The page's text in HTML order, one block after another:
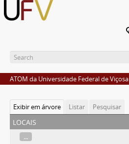
ATOM da Universidade Federal de Viçosa
Exibir em árvore Listar Pesquisar
locais
...